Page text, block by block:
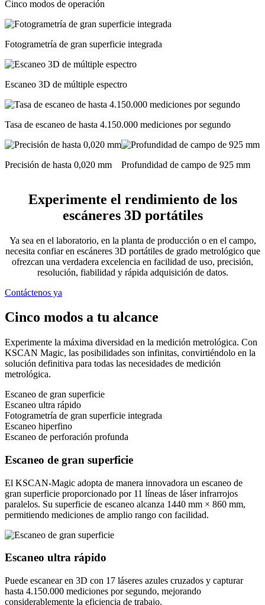
Cinco modos de operación
Fotogrametría de gran superficie integrada
Escaneo 3D de múltiple espectro
Tasa de escaneo de hasta 4.150.000 mediciones por segundo
Precisión de hasta 0,020 mm Profundidad de campo de 925 mm
Experimente el rendimiento de los
escáneres 3D portátiles
Ya sea en el laboratorio, en la planta de producción o en el campo,
necesita confiar en escáneres 3D portátiles de grado metrológico que
ofrezcan una verdadera excelencia en facilidad de uso, precisión,
resolución, fiabilidad y rápida adquisición de datos.
Contáctenos ya
Cinco modos a tu alcance
Experimente la máxima diversidad en la medición metrológica. Con
KSCAN Magic, las posibilidades son infinitas, convirtiéndolo en la
solución definitiva para todas las necesidades de medición
metrológica.
Escaneo de gran superficie
Escaneo ultra rápido
Fotogrametría de gran superficie integrada
Escaneo hiperfino
Escaneo de perforación profunda
Escaneo de gran superficie
El KSCAN-Magic adopta de manera innovadora un escaneo de
gran superficie proporcionado por 11 líneas de láser infrarrojos
paralelos. Su superficie de escaneo alcanza 1440 mm × 860 mm,
permitiendo mediciones de amplio rango con facilidad.
Escaneo ultra rápido
Puede escanear en 3D con 17 láseres azules cruzados y capturar
hasta 4.150.000 mediciones por segundo, mejorando
considerablemente la eficiencia de trabajo.